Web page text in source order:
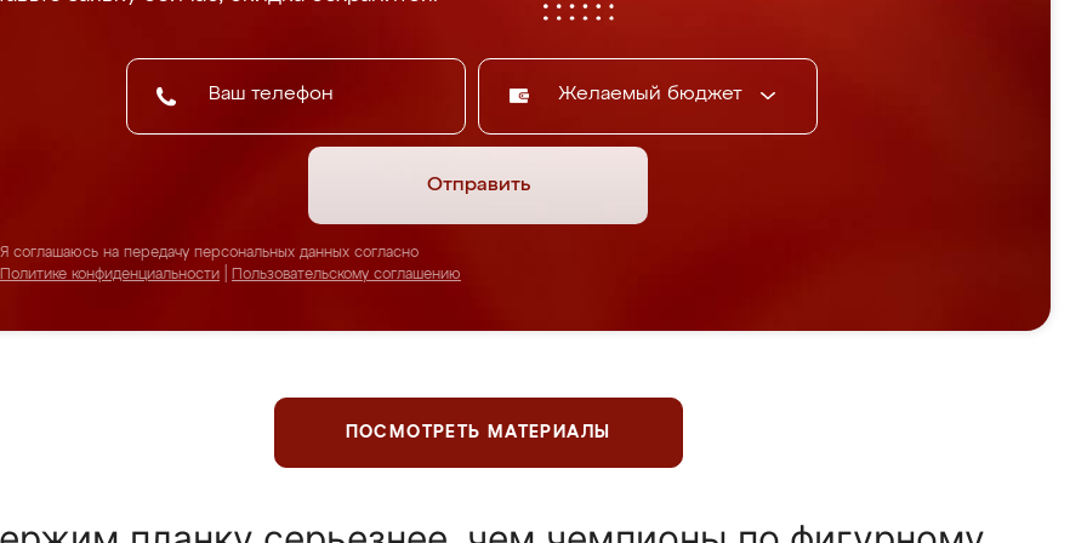
Желаемый бюджет
Отправить
Я соглашаюсь на передачу персональных данных согласно
Политике конфиденциальности
Пользовательскому соглашению
ПОСМОТРЕТЬ МАТЕРИАЛЫ